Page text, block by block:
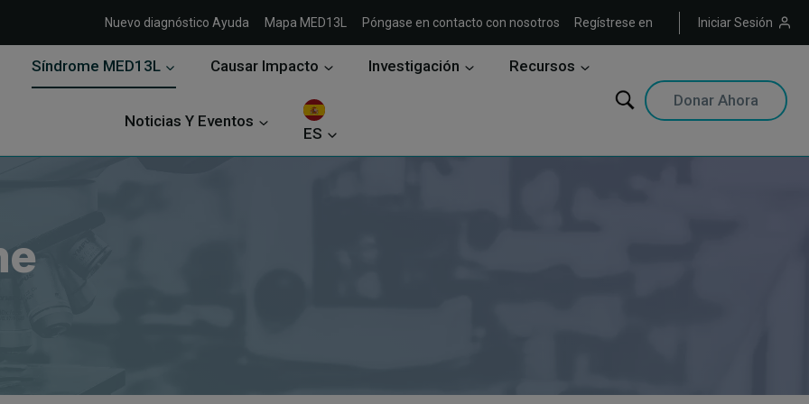
Nuevo diagnóstico Ayuda Mapa MED13L Póngase en contacto con nosotros Regístrese en Iniciar Sesión
Síndrome MED13L Causar Impacto Investigación Recursos
Noticias Y Eventos
ES
Donar Ahora